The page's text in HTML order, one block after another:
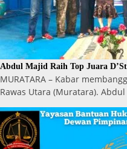
Abdul Majid Raih Top Juara
MURATARA – Kabar
Rawas Utara (Muratara).